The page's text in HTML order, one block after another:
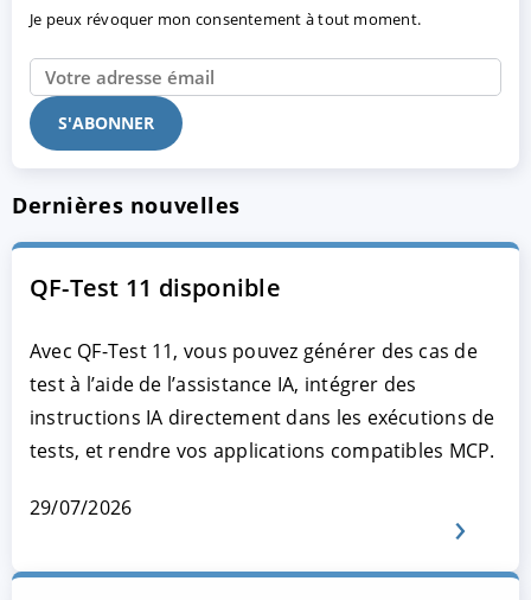
Je peux révoquer mon consentement à tout moment.
Dernières nouvelles
QF-Test 11 disponible
Avec QF-Test 11, vous pouvez générer des cas de
test à l’aide de l’assistance IA, intégrer des
instructions IA directement dans les exécutions de
tests, et rendre vos applications compatibles MCP.
29/07/2026